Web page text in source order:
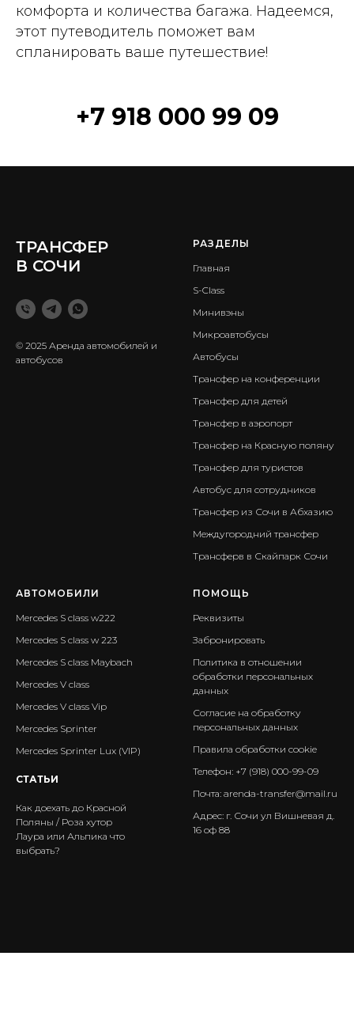
комфорта и количества багажа. Надеемся,
этот путеводитель поможет вам
спланировать ваше путешествие!
+7 918 000 99 09
ТРАНСФЕР
В СОЧИ
© 2025 Аренда автомобилей и
автобусов
РАЗДЕЛЫ
Главная
S-Class
Минивэны
Микроавтобусы
Автобусы
Трансфер на конференции
Трансфер для детей
Трансфер в аэропорт
Трансфер на Красную поляну
Трансфер для туристов
Автобус для сотрудников
Трансфер из Сочи в Абхазию
Междугородний трансфер
Трансферв в Скайпарк Сочи
АВТОМОБИЛИ
Mercedes S class w222
Mercedes S class w 223
Mercedes S class Maybach
Mercedes V class
Mercedes V class Vip
Mercedes Sprinter
Mercedes Sprinter Lux (VIP)
СТАТЬИ
Как доехать до Красной
Поляны / Роза хутор
Лаура или Альпика что
выбрать?
ПОМОЩЬ
Реквизиты
Забронировать
Политика в отношении
обработки персональных
данных
Согласие на обработку
персональных данных
Правила обработки cookie
Телефон: +7 (918) 000-99-09
Почта: arenda-transfer@mail.ru
Адрес: г. Сочи ул Вишневая д.
16 оф 88